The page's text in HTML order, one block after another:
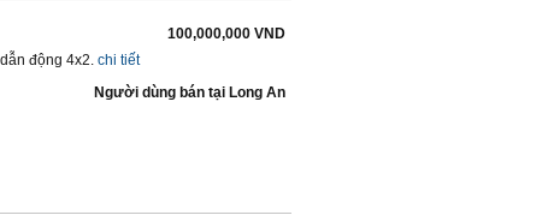
100,000,000 VND
động 4x2. chi tiết
Người dùng bán tại Long An